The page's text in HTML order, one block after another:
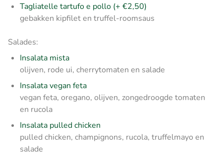
Tagliatelle tartufo e pollo (+ €2,50)
gebakken kipfilet en truffel-roomsaus
Salades:
Insalata mista
olijven, rode ui, cherrytomaten en salade
Insalata vegan feta
vegan feta, oregano, olijven, zongedroogde tomaten
en rucola
Insalata pulled chicken
pulled chicken, champignons, rucola, truffelmayo en
salade